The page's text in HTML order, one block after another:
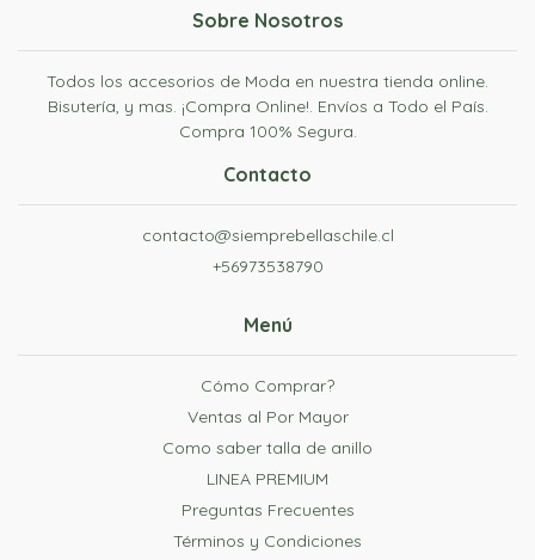
Sobre Nosotros
Todos los accesorios de Moda en nuestra tienda online.
Bisutería, y mas. ¡Compra Online!. Envíos a Todo el País.
Compra 100% Segura.
Contacto
contacto@siemprebellaschile.cl
+56973538790
Menú
Cómo Comprar?
Ventas al Por Mayor
Como saber talla de anillo
LINEA PREMIUM
Preguntas Frecuentes
Términos y Condiciones